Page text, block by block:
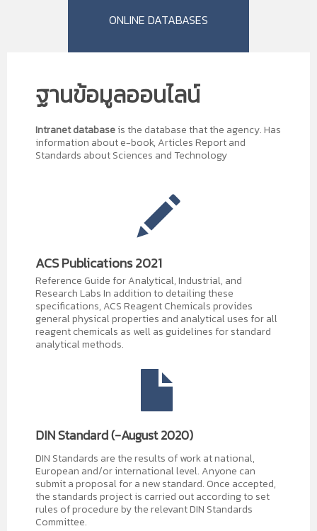
ONLINE DATABASES
ฐานข้อมูลออนไลน์
Intranet databaseis the database that the agency. Has
information about e-book, Articles Report and
Standards about Sciences and Technology
ACS Publications 2021
Reference Guide for Analytical, Industrial, and
Research Labs In addition to detailing these
specifications, ACS Reagent Chemicals provides
general physical properties and analytical uses for all
reagent chemicals as well as guidelines for standard
analytical methods.
DIN Standard (-August 2020)
DIN Standards are the results of work at national,
European and/or international level. Anyone can
submit a proposal for a new standard. Once accepted,
the standards project is carried out according to set
rules of procedure by the relevant DIN Standards
Committee.